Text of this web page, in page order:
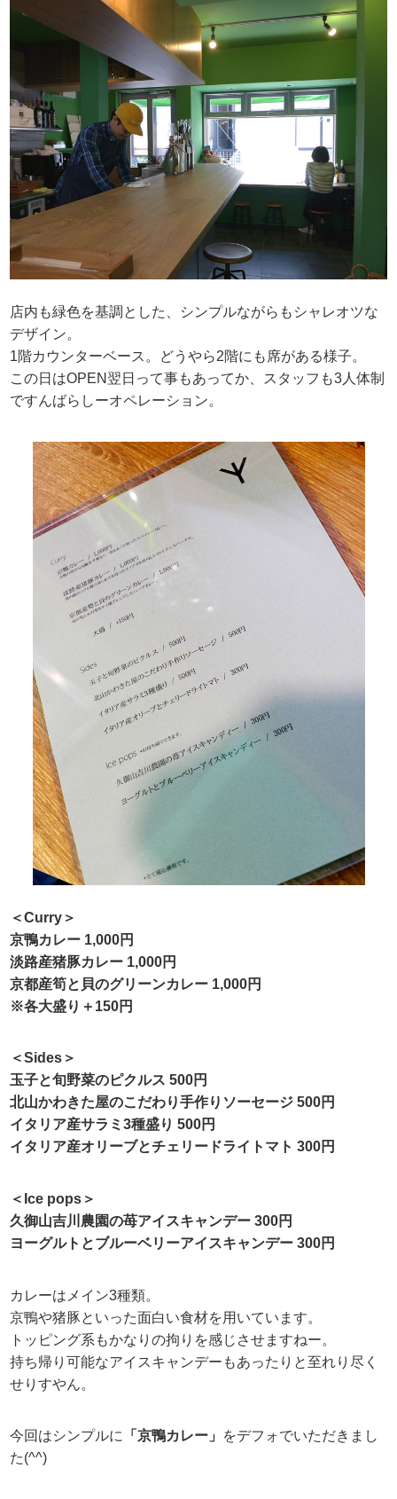
店内も緑色を基調とした、シンプルながらもシャレオツな
デザイン。
1階カウンターベース。どうやら2階にも席がある様子。
この日はOPEN翌日って事もあってか、スタッフも3人体制
ですんばらしーオペレーション。
＜Curry＞
京鴨カレー 1,000円
淡路産猪豚カレー 1,000円
京都産筍と貝のグリーンカレー 1,000円
※各大盛り＋150円
＜Sides＞
玉子と旬野菜のピクルス 500円
北山かわきた屋のこだわり手作りソーセージ 500円
イタリア産サラミ3種盛り 500円
イタリア産オリーブとチェリードライトマト 300円
＜Ice pops＞
久御山吉川農園の苺アイスキャンデー 300円
ヨーグルトとブルーベリーアイスキャンデー 300円
カレーはメイン3種類。
京鴨や猪豚といった面白い食材を用いています。
トッピング系もかなりの拘りを感じさせますねー。
持ち帰り可能なアイスキャンデーもあったりと至れり尽く
せりすやん。
今回はシンプルに 「京鴨カレー」
をデフォでいただきまし
た(^^)